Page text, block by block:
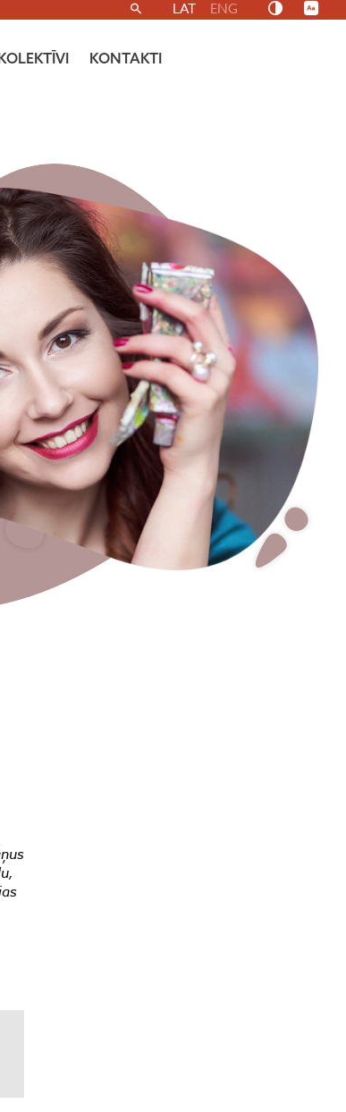
LAT ENG
KONTAKTI